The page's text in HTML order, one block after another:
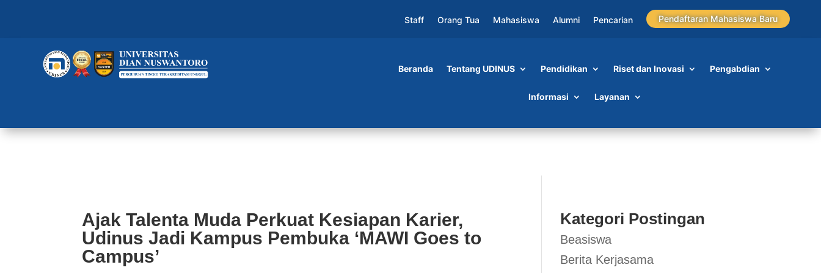
Staff Orang Tua Mahasiswa Alumni Pencarian Pendaftaran Mahasiswa Baru
Beranda Tentang UDINUS Pendidikan Riset dan Inovasi Pengabdian
Informasi Layanan
Ajak Talenta Muda Perkuat Kesiapan Karier,
Udinus Jadi Kampus Pembuka ‘MAWI Goes to
Campus’
Kategori Postingan
Beasiswa
Berita Kerjasama